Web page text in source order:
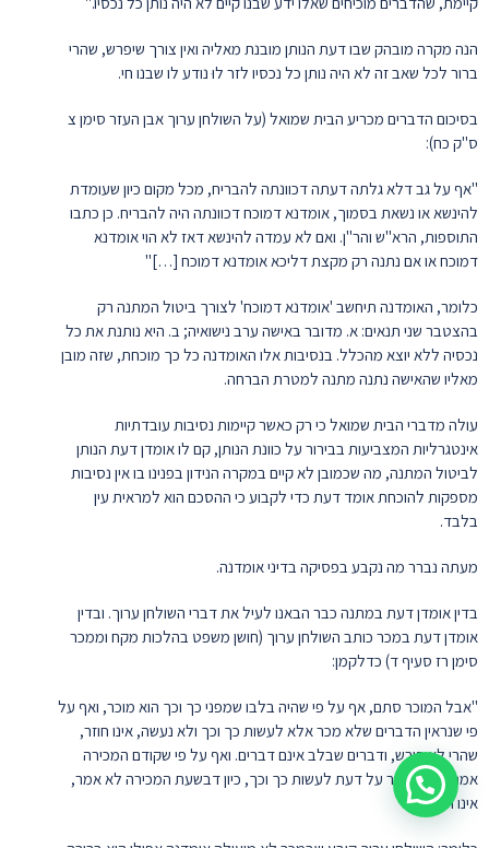
הנה מקרה מובהק שבו דעת הנותן מובנת מאליה ואין צורך שיפרש, שהרי
ברור לכל שאב זה לא היה נותן כל נכסיו לזר לוּ נודע לו שבנו חי.
בסיכום הדברים מכריע הבית שמואל (על השולחן ערוך אבן העזר סימן צ
ס"ק כח):
"אף על גב דלא גלתה דעתה דכוונתה להבריח, מכל מקום כיון שעומדת
להינשא או נשאת בסמוך, אומדנא דמוכח דכוונתה היה להבריח. כן כתבו
התוספות, הרא"ש והר"ן. ואם לא עמדה להינשא דאז לא הוי אומדנא
דמוכח או אם נתנה רק מקצת דליכא אומדנא דמוכח […]"
כלומר, האומדנה תיחשב 'אומדנא דמוכח' לצורך ביטול המתנה רק
בהצטבר שני תנאים: א. מדובר באישה ערב נישואיה; ב. היא נותנת את כל
נכסיה ללא יוצא מהכלל. בנסיבות אלו האומדנה כל כך מוכחת, שזה מובן
מאליו שהאישה נתנה מתנה למטרת הברחה.
עולה מדברי הבית שמואל כי רק כאשר קיימות נסיבות עובדתיות
אינטגרליות המצביעות בבירור על כוונת הנותן, קם לו אומדן דעת הנותן
לביטול המתנה, מה שכמובן לא קיים במקרה הנידון בפנינו בו אין נסיבות
מספקות להוכחת אומד דעת כדי לקבוע כי ההסכם הוא למראית עין
בלבד.
מעתה נברר מה נקבע בפסיקה בדיני אומדנה.
בדין אומדן דעת במתנה כבר הבאנו לעיל את דברי השולחן ערוך. ובדין
אומדן דעת במכר כותב השולחן ערוך (חושן משפט בהלכות מקח וממכר
סימן רז סעיף ד) כדלקמן:
"אבל המוכר סתם, אף על פי שהיה בלבו שמפני כך וכך הוא מוכר, ואף על
פי שנראין הדברים שלא מכר אלא לעשות כך וכך ולא נעשה, אינו חוזר,
שהרי לא פירש, ודברים שבלב אינם דברים. ואף על פי שקודם המכירה
אמר שהוא מוכר על דעת לעשות כך וכך, כיון דבשעת המכירה לא אמר,
אינו חוזר."